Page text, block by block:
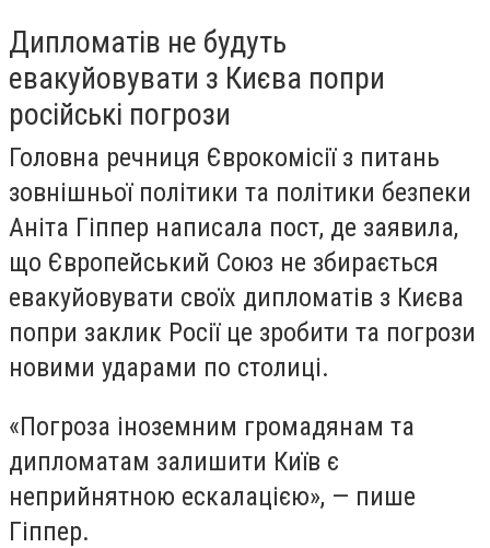
Дипломатів не будуть
евакуйовувати з Києва попри
російські погрози
Головна речниця Єврокомісії з питань
зовнішньої політики та політики безпеки
Аніта Гіппер написала пост, де заявила,
що Європейський Союз не збирається
евакуйовувати своїх дипломатів з Києва
попри заклик Росії це зробити та погрози
новими ударами по столиці.
«Погроза іноземним громадянам та
дипломатам залишити Київ є
неприйнятною ескалацією», — пише
Гіппер.